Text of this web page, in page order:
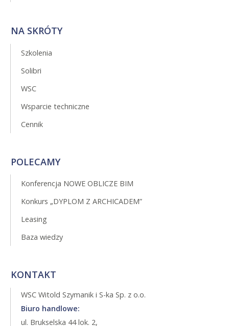
NA SKRÓTY
Szkolenia
Solibri
WSC
Wsparcie techniczne
Cennik
POLECAMY
Konferencja NOWE OBLICZE BIM
Konkurs „DYPLOM Z ARCHICADEM”
Leasing
Baza wiedzy
KONTAKT
WSC Witold Szymanik i S-ka Sp. z o.o.
Biuro handlowe:
ul. Brukselska 44 lok. 2,